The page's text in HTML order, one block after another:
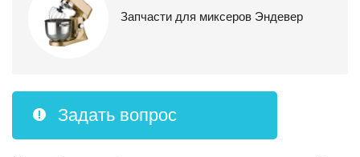
Запчасти для миксеров Эндевер
Задать вопрос